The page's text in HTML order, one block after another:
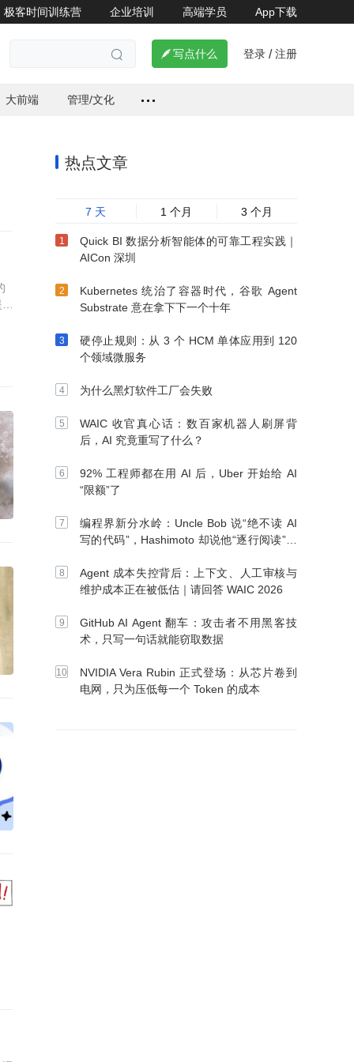
极客时间训练营 企业培训 高端学员 App下载
  写点什么 登录 / 注册
大前端 管理/文化
热点文章
7 天 1 个月 3 个月
Quick BI 数据分析智能体的可靠工程实践｜
AICon 深圳
Kubernetes 统治了容器时代，谷歌 Agent
Substrate 意在拿下下一个十年
硬停止规则：从 3 个 HCM 单体应用到 120
个领域微服务
为什么黑灯软件工厂会失败
WAIC 收官真心话：数百家机器人刷屏背
后，AI 究竟重写了什么？
92% 工程师都在用 AI 后，Uber 开始给 AI
“限额”了
编程界新分水岭：Uncle Bob 说“绝不读 AI
写的代码”，Hashimoto 却说他“逐行阅读”，
Agent 成本失控背后：上下文、人工审核与
维护成本正在被低估｜请回答 WAIC 2026
GitHub AI Agent 翻车：攻击者不用黑客技
术，只写一句话就能窃取数据
NVIDIA Vera Rubin 正式登场：从芯片卷到
电网，只为压低每一个 Token 的成本